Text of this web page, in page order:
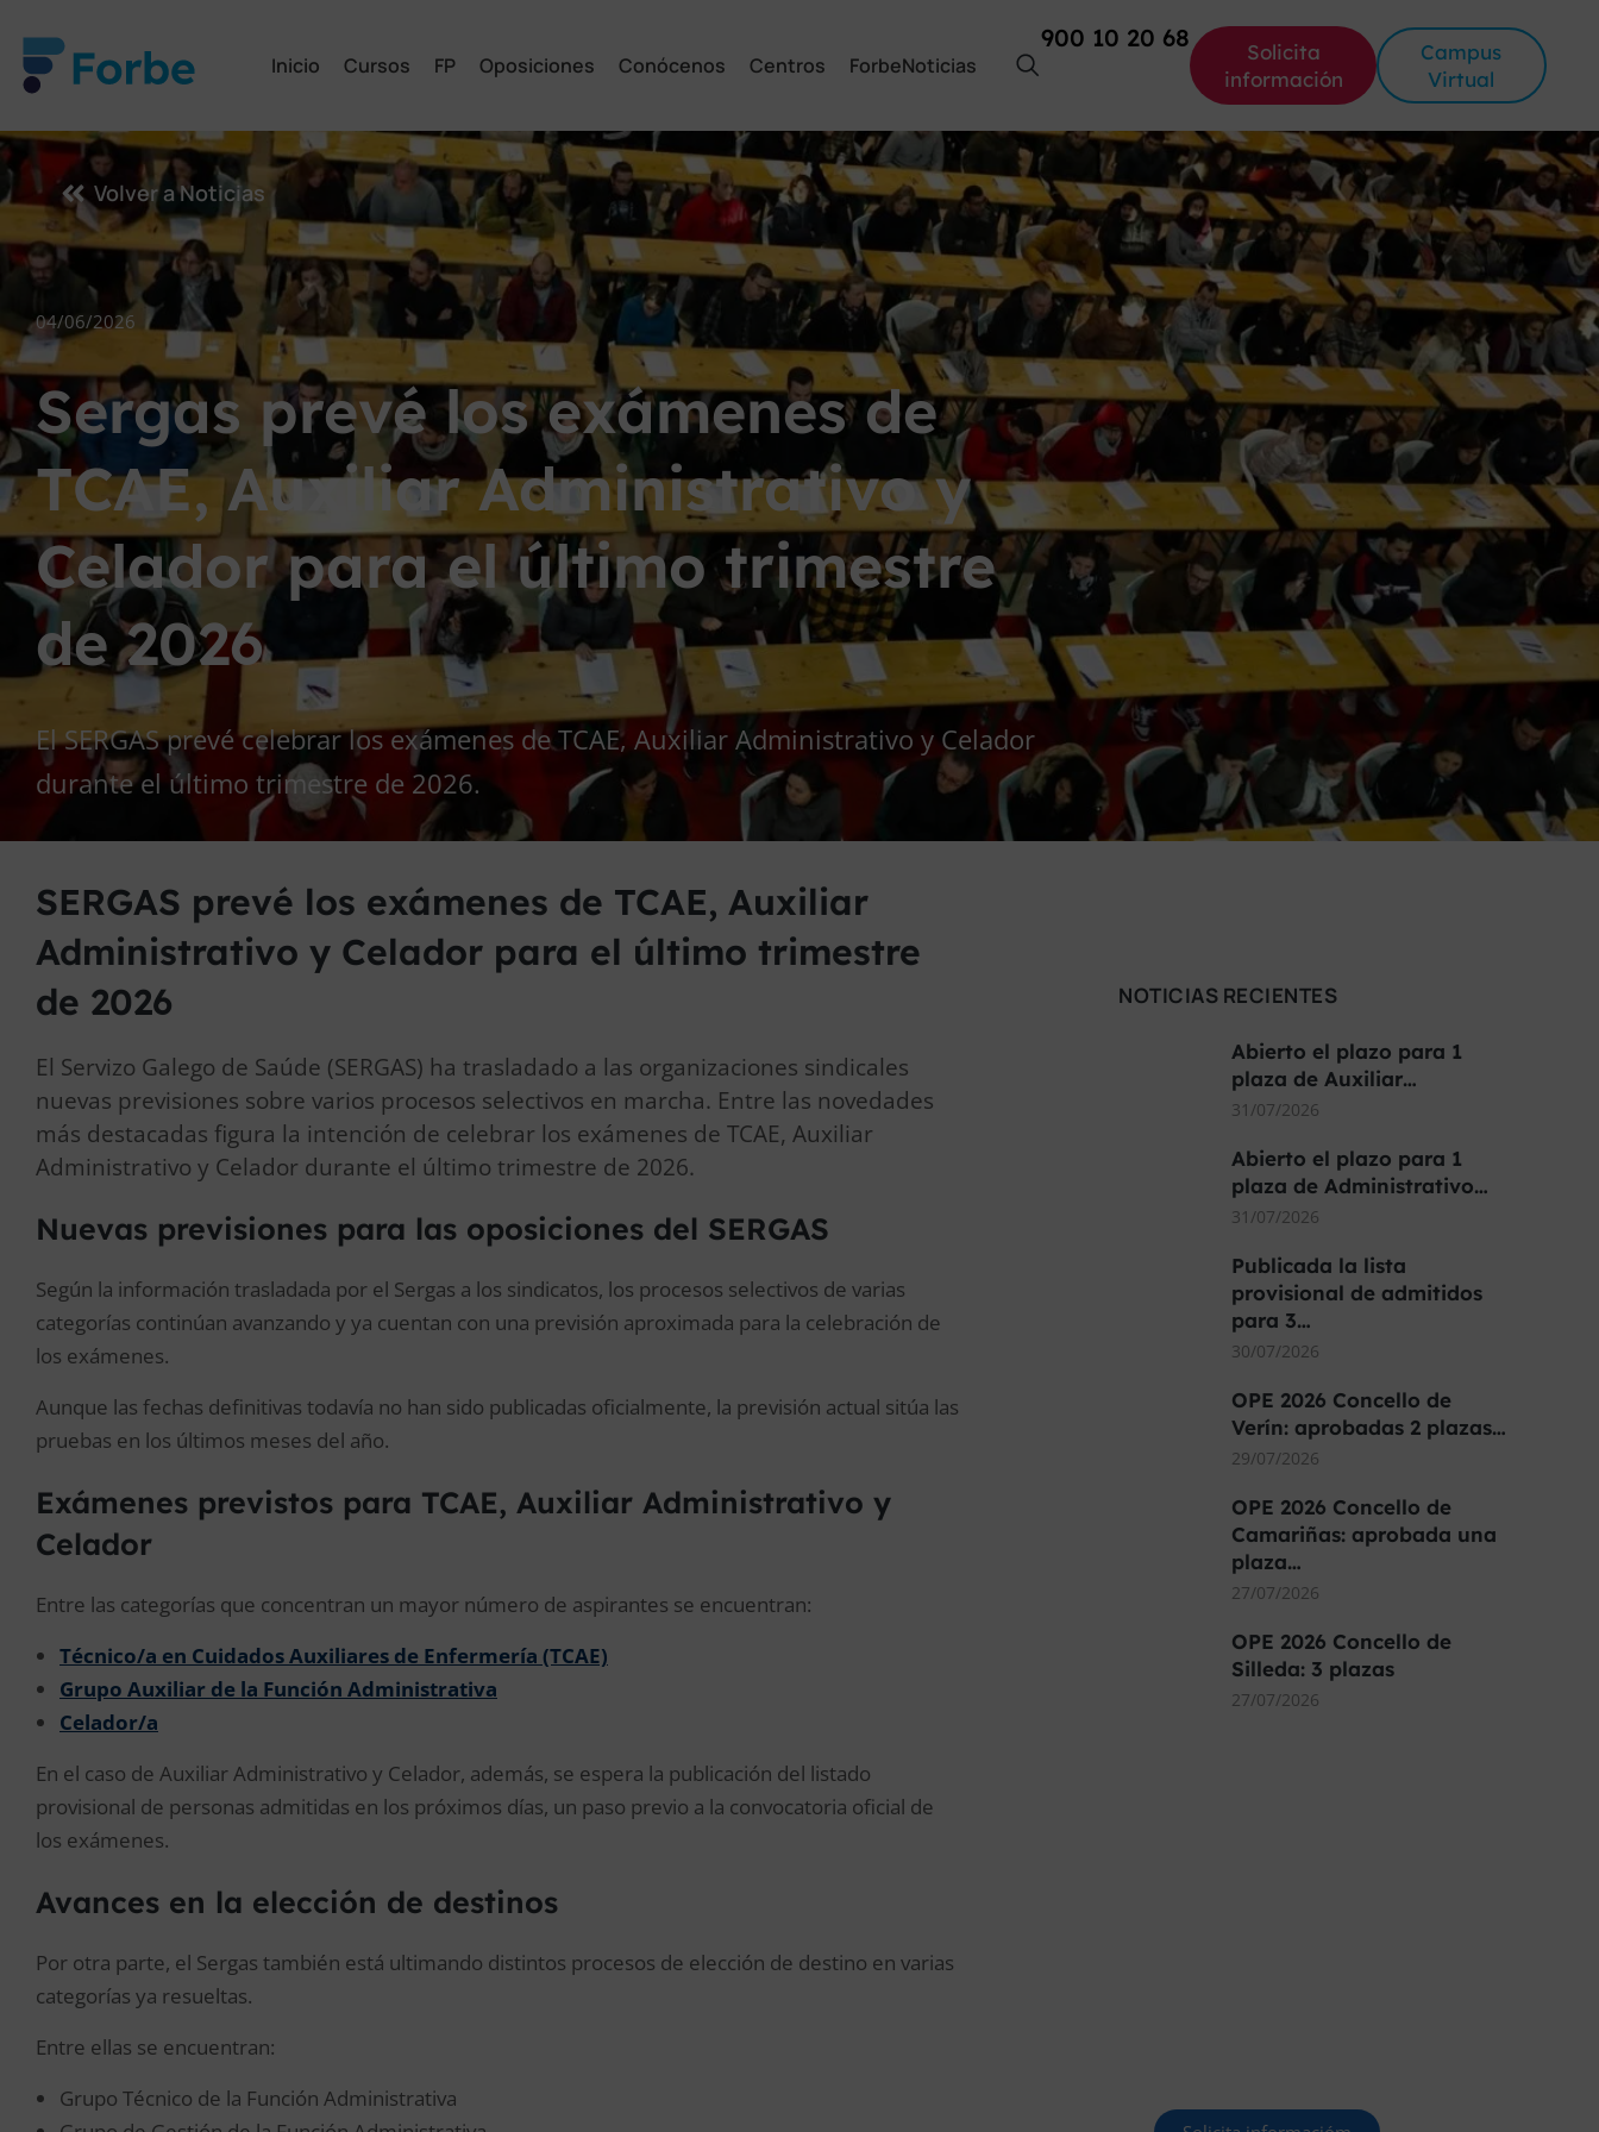
Inicio Cursos FP Oposiciones Conócenos Centros ForbeNoticias
900 10 20 68
Solicita
información
Campus
Virtual
Volver a Noticias
04/06/2026
Sergas prevé los exámenes de
TCAE, Auxiliar Administrativo y
Celador para el último trimestre
de 2026
El SERGAS prevé celebrar los exámenes de TCAE, Auxiliar Administrativo y Celador
durante el último trimestre de 2026.
SERGAS prevé los exámenes de TCAE, Auxiliar
Administrativo y Celador para el último trimestre
de 2026
El Servizo Galego de Saúde (SERGAS) ha trasladado a las organizaciones sindicales
nuevas previsiones sobre varios procesos selectivos en marcha. Entre las novedades
más destacadas figura la intención de celebrar los exámenes de TCAE, Auxiliar
Administrativo y Celador durante el último trimestre de 2026.
Nuevas previsiones para las oposiciones del SERGAS
Según la información trasladada por el Sergas a los sindicatos, los procesos selectivos de varias
categorías continúan avanzando y ya cuentan con una previsión aproximada para la celebración de
los exámenes.
Aunque las fechas definitivas todavía no han sido publicadas oficialmente, la previsión actual sitúa las
pruebas en los últimos meses del año.
Exámenes previstos para TCAE, Auxiliar Administrativo y
Celador
Entre las categorías que concentran un mayor número de aspirantes se encuentran:
Técnico/a en Cuidados Auxiliares de Enfermería (TCAE)
Grupo Auxiliar de la Función Administrativa
Celador/a
En el caso de Auxiliar Administrativo y Celador, además, se espera la publicación del listado
provisional de personas admitidas en los próximos días, un paso previo a la convocatoria oficial de
los exámenes.
Avances en la elección de destinos
Por otra parte, el Sergas también está ultimando distintos procesos de elección de destino en varias
categorías ya resueltas.
Entre ellas se encuentran:
Grupo Técnico de la Función Administrativa
NOTICIAS RECIENTES
Abierto el plazo para 1
plaza de Auxiliar…
31/07/2026
Abierto el plazo para 1
plaza de Administrativo…
31/07/2026
Publicada la lista
provisional de admitidos
para 3…
30/07/2026
OPE 2026 Concello de
Verín: aprobadas 2 plazas…
29/07/2026
OPE 2026 Concello de
Camariñas: aprobada una
plaza…
27/07/2026
OPE 2026 Concello de
Silleda: 3 plazas
27/07/2026